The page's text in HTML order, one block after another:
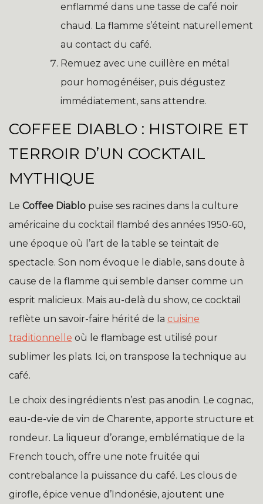
enflammé dans une tasse de café noir
chaud. La flamme s’éteint naturellement
au contact du café.
Remuez avec une cuillère en métal
pour homogénéiser, puis dégustez
immédiatement, sans attendre.
COFFEE DIABLO : HISTOIRE ET
TERROIR D’UN COCKTAIL
MYTHIQUE
Le Coffee Diablo puise ses racines dans la culture
américaine du cocktail flambé des années 1950-60,
une époque où l’art de la table se teintait de
spectacle. Son nom évoque le diable, sans doute à
cause de la flamme qui semble danser comme un
esprit malicieux. Mais au-delà du show, ce cocktail
reflète un savoir-faire hérité de la cuisine
traditionnelle où le flambage est utilisé pour
sublimer les plats. Ici, on transpose la technique au
café.
Le choix des ingrédients n’est pas anodin. Le cognac,
eau-de-vie de vin de Charente, apporte structure et
rondeur. La liqueur d’orange, emblématique de la
French touch, offre une note fruitée qui
contrebalance la puissance du café. Les clous de
girofle, épice venue d’Indonésie, ajoutent une